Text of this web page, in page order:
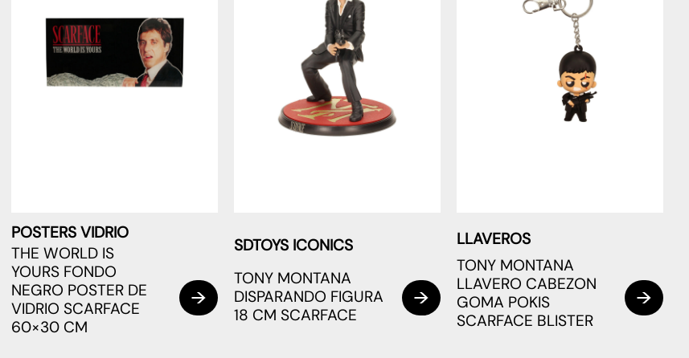
POSTERS VIDRIO
THE WORLD IS
YOURS FONDO
NEGRO POSTER DE
VIDRIO SCARFACE
60×30 CM
SDTOYS ICONICS
TONY MONTANA
DISPARANDO FIGURA
18 CM SCARFACE
LLAVEROS
TONY MONTANA
LLAVERO CABEZON
GOMA POKIS
SCARFACE BLISTER